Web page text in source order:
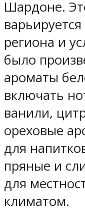
Шардоне.
региона и
было
ароматы
включать
ванили,
ореховые
для
пряные и
для
климатом.